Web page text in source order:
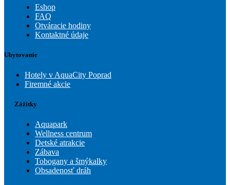
Eshop
FAQ
Otváracie hodiny
Kontaktné údaje
Ubytovanie
Hotely v AquaCity Poprad
Firemné akcie
Zážitky
Aquapark
Wellness centrum
Detské atrakcie
Zábava
Tobogany a šmýkalky
Obsadenosť dráh